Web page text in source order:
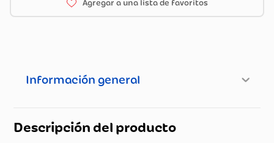
Información general
Descripción del producto